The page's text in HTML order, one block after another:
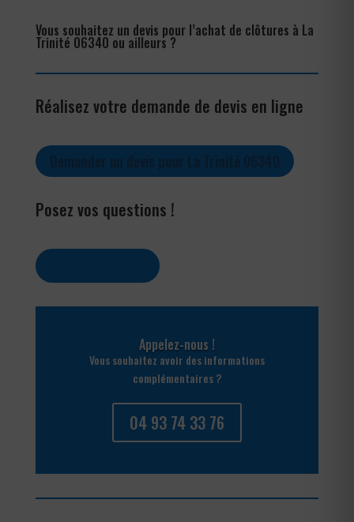
Vous souhaitez un devis pour l’achat de clôtures à La
Trinité 06340 ou ailleurs ?
Réalisez votre demande de devis en ligne
Posez vos questions !
Appelez-nous !
Vous souhaitez avoir des informations
complémentaires ?
04 93 74 33 76